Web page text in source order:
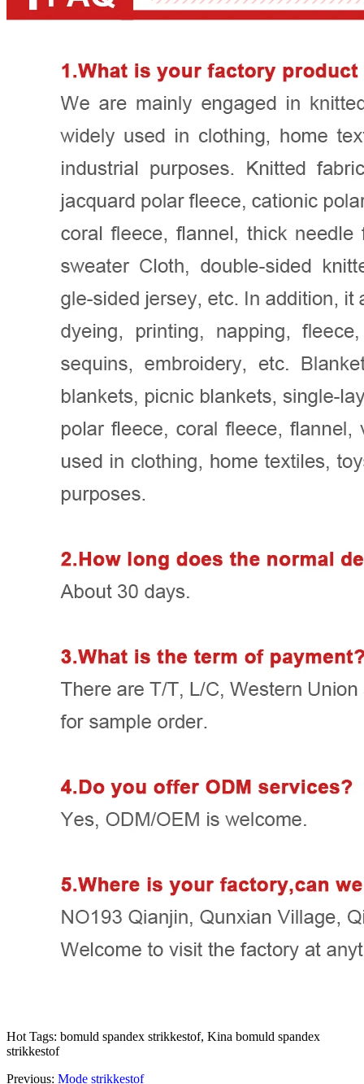
Hot Tags: bomuld spandex strikkestof, Kina bomuld spandex
strikkestof
Previous: Mode strikkestof